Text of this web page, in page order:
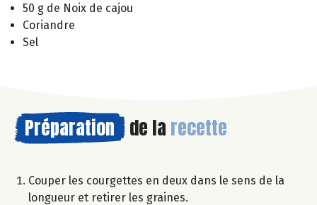
50 g de Noix de cajou
Coriandre
Sel
Préparation de la recette
Couper les courgettes en deux dans le sens de la
longueur et retirer les graines.